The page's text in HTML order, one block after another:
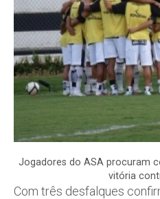
Jogadores do ASA procuram
vitória
Com três desfalques